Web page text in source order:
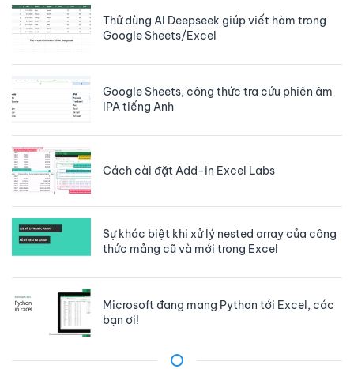
Thử dùng AI Deepseek giúp viết hàm trong
Google Sheets/Excel
Google Sheets, công thức tra cứu phiên âm
IPA tiếng Anh
Cách cài đặt Add-in Excel Labs
Sự khác biệt khi xử lý nested array của công
thức mảng cũ và mới trong Excel
Microsoft đang mang Python tới Excel, các
bạn ơi!